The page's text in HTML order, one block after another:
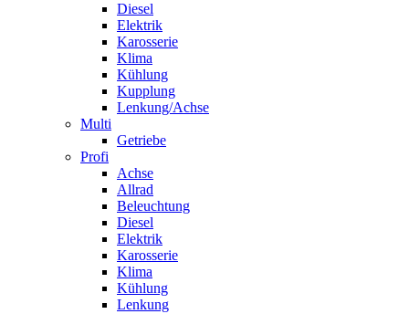
Diesel
Elektrik
Karosserie
Klima
Kühlung
Kupplung
Lenkung/Achse
Multi
Getriebe
Profi
Achse
Allrad
Beleuchtung
Diesel
Elektrik
Karosserie
Klima
Kühlung
Lenkung